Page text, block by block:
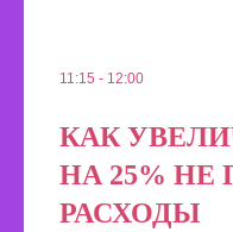
11:15 - 12:00
КАК
НА 25%
РАСХОДЫ